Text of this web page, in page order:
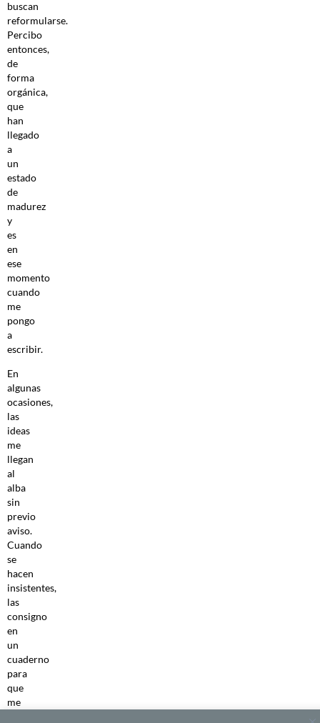
buscan
reformularse.
Percibo
entonces,
de
forma
orgánica,
que
han
llegado
a
un
estado
de
madurez
y
es
en
ese
momento
cuando
me
pongo
a
escribir.
En
algunas
ocasiones,
las
ideas
me
llegan
al
alba
sin
previo
aviso.
Cuando
se
hacen
insistentes,
las
consigno
en
un
cuaderno
para
que
me